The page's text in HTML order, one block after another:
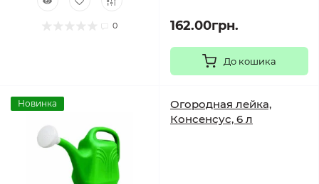
0 162.00грн.
До кошика
Новинка
Огородная лейка,
Консенсус, 6 л